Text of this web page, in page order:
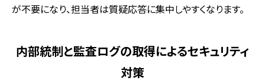
が不要になり、担当者は質疑応答に集中しやすくなります。
内部統制と監査ログの取得によるセキュリティ
対策